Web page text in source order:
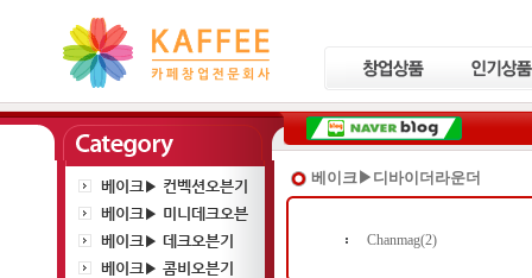
베이크▶ 컨벡션오븐기
베이크▶ 미니데크오븐
베이크▶ 데크오븐기
베이크▶ 콤비오븐기
베이크▶디바이더라운더
Chanmag(2)